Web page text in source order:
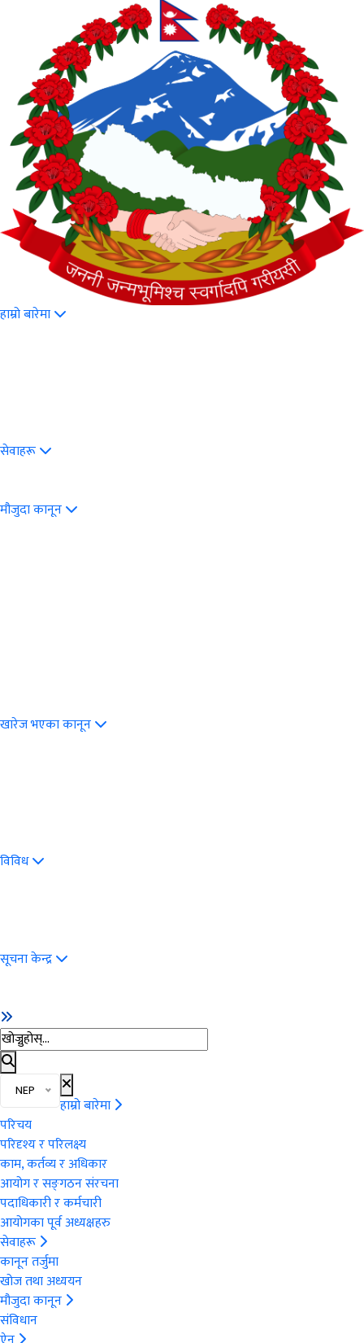
हाम्रो बारेमा
सेवाहरू
मौजुदा कानून
खारेज भएका कानून
विविध
सूचना केन्द्र
खोज्नुहोस्
भाषा चयन गर्नुहोस्
NEP
भाषा परिवर्तन गर्नुहोस्
हाम्रो बारेमा
परिचय
परिदृश्य र परिलक्ष्य
काम, कर्तव्य र अधिकार
आयोग र सङ्‍गठन संरचना
पदाधिकारी र कर्मचारी
आयोगका पूर्व अध्यक्षहरु
सेवाहरू
कानून तर्जुमा
खोज तथा अध्ययन
मौजुदा कानून
संविधान